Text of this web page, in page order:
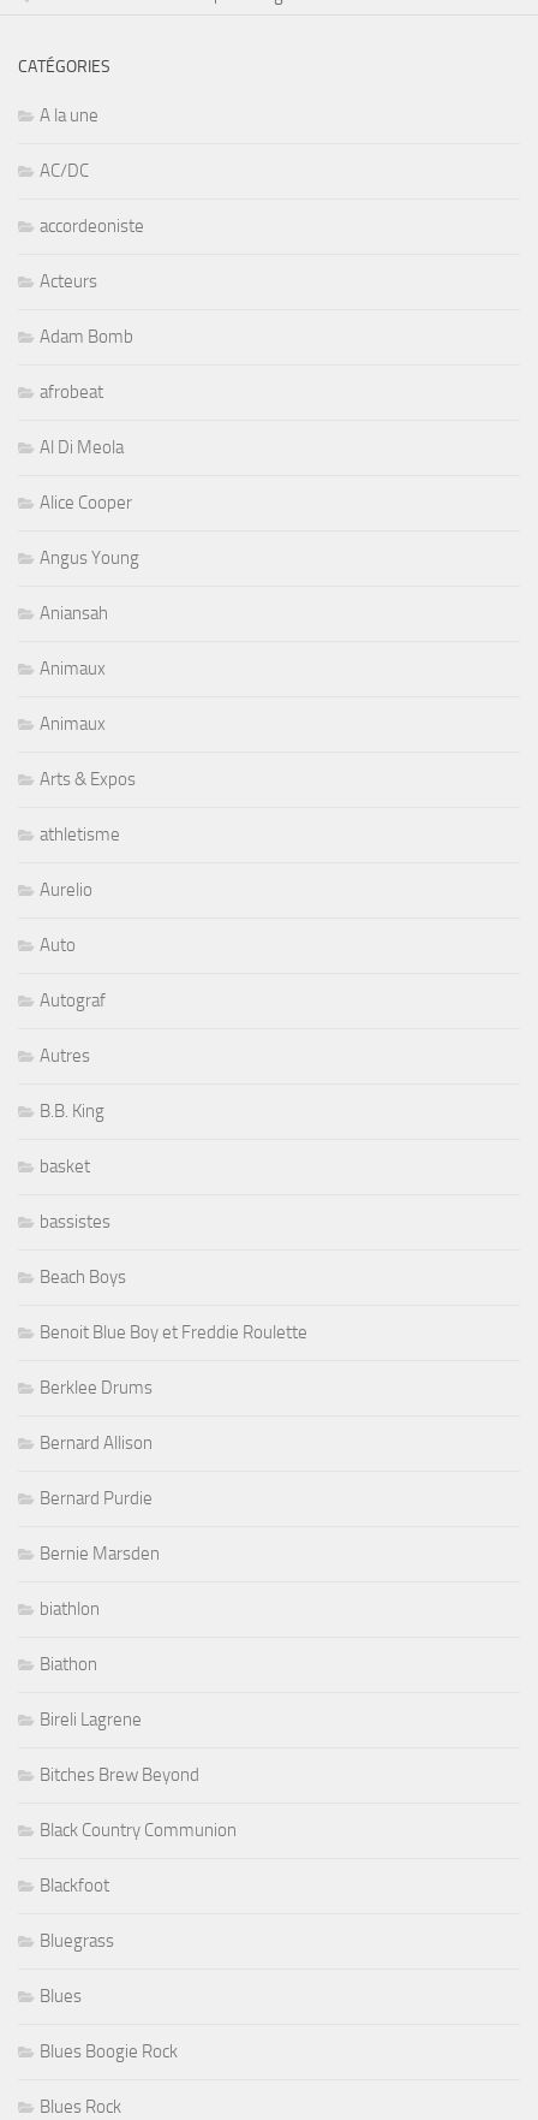
CATÉGORIES
A la une
AC/DC
accordeoniste
Acteurs
Adam Bomb
afrobeat
Al Di Meola
Alice Cooper
Angus Young
Aniansah
Animaux
Animaux
Arts & Expos
athletisme
Aurelio
Auto
Autograf
Autres
B.B. King
basket
bassistes
Beach Boys
Benoit Blue Boy et Freddie Roulette
Berklee Drums
Bernard Allison
Bernard Purdie
Bernie Marsden
biathlon
Biathon
Bireli Lagrene
Bitches Brew Beyond
Black Country Communion
Blackfoot
Bluegrass
Blues
Blues Boogie Rock
Blues Rock